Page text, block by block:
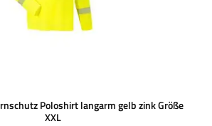
Poloshirt langarm gelb zink Größe
XXL